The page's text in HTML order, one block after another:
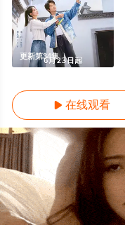
更新第34集
 在线观看